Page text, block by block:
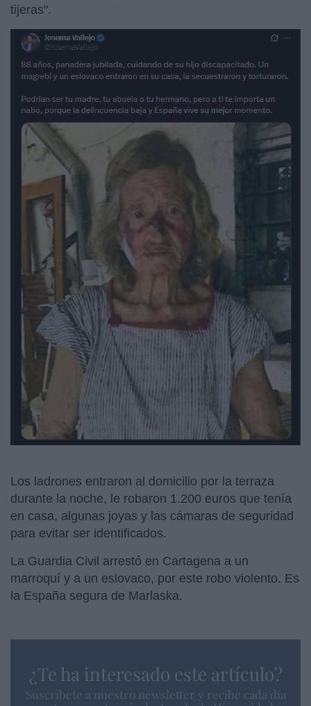
tijeras".
Los ladrones entraron al domicilio por la terraza
durante la noche, le robaron 1.200 euros que tenía
en casa, algunas joyas y las cámaras de seguridad
para evitar ser identificados.
La Guardia Civil arrestó en Cartagena a un
marroquí y a un eslovaco, por este robo violento. Es
la España segura de Marlaska.
¿Te ha interesado este artículo?
Suscríbete a nuestro newsletter y recibe cada dia